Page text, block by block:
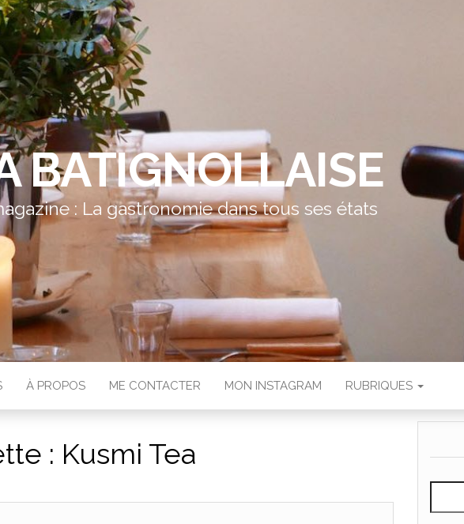
BATIGNOLLAISE
: La gastronomie dans tous ses états
À PROPOS ME CONTACTER MON INSTAGRAM RUBRIQUES
: Kusmi Tea